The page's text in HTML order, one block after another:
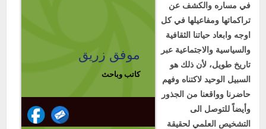
موفق زريق
كاتب وباحث
في مساره والكشف عن
تراكماتها ومفاعيلها في كل
اوجه وابعاد حياتنا الثقافية
والسياسية والاجتماعية عبر
تاريخ طويل، لأن ذلك هو
السبيل الوحيد لاكتناه وفهم
حاضرنا وواقعنا من الجذور
وأيضاً للتوصل الى
التشخيص العلمي لحقيقة